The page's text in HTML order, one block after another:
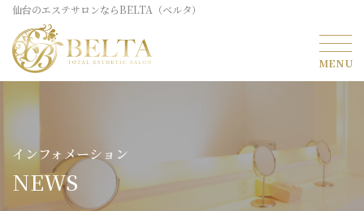
仙台のエステサロンならBELTA（ベルタ）
インフォメーション
NEWS